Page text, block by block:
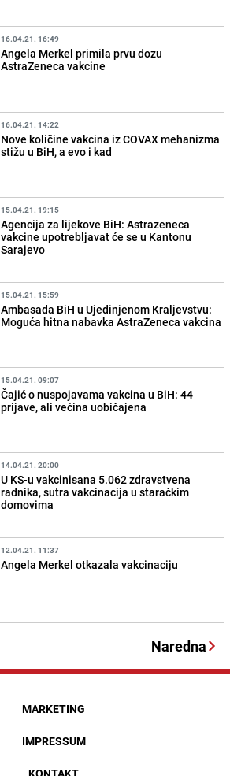
16.04.21. 16:49
Angela Merkel primila prvu dozu
AstraZeneca vakcine
16.04.21. 14:22
Nove količine vakcina iz COVAX mehanizma
stižu u BiH, a evo i kad
15.04.21. 19:15
Agencija za lijekove BiH: Astrazeneca
vakcine upotrebljavat će se u Kantonu
Sarajevo
15.04.21. 15:59
Ambasada BiH u Ujedinjenom Kraljevstvu:
Moguća hitna nabavka AstraZeneca vakcina
15.04.21. 09:07
Čajić o nuspojavama vakcina u BiH: 44
prijave, ali većina uobičajena
14.04.21. 20:00
U KS-u vakcinisana 5.062 zdravstvena
radnika, sutra vakcinacija u staračkim
domovima
12.04.21. 11:37
Angela Merkel otkazala vakcinaciju
Naredna
MARKETING
IMPRESSUM